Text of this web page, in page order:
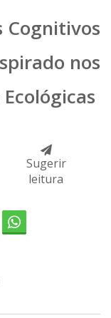
Cognitivos
nos
Sugerir
leitura